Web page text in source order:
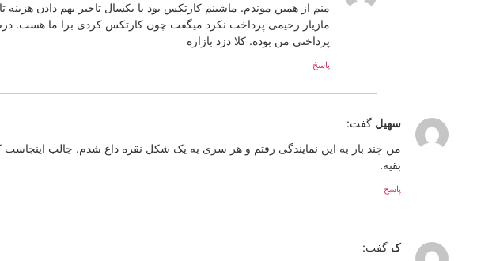
مازیار رحیمی پرداخت نکرد میگفت چون کارتکس کردی برا ما هست.
پرداختی من بوده. کلا دزد بازاره
پاسخ
سهیل گفت:
من چند بار به این نمایندگی رفتم و هر سری به یک شکل نقره داغ شدم. جالب
بقیه.
پاسخ
ک گفت: